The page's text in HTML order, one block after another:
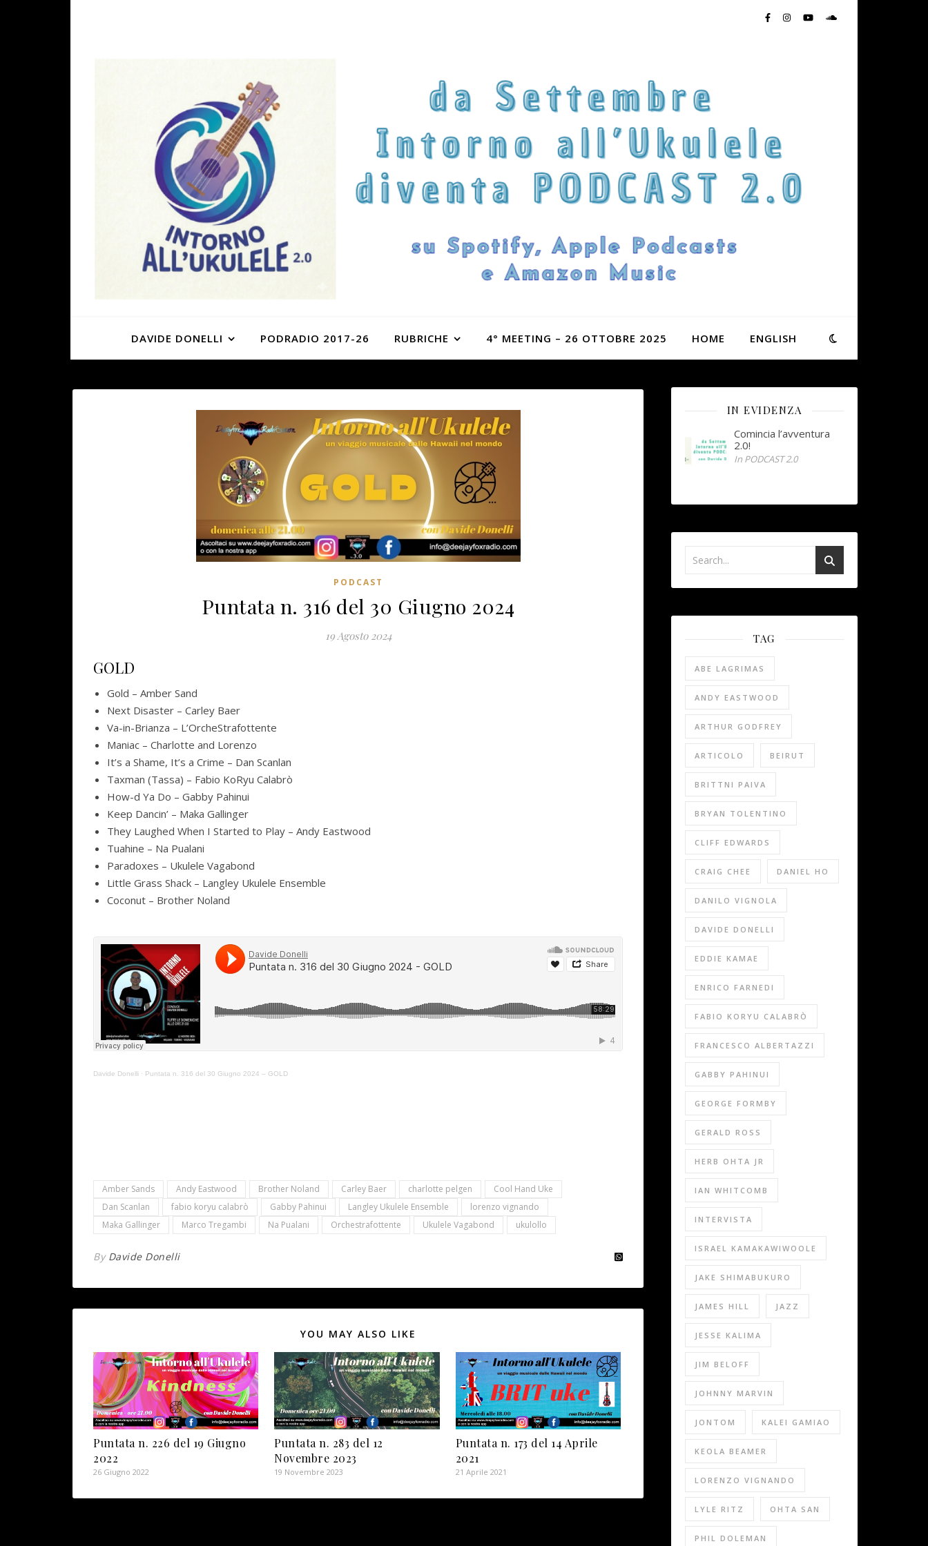
DAVIDE DONELLI PODRADIO 2017-26 RUBRICHE 4° MEETING – 26 OTTOBRE 2025 HOME ENGLISH
PODCAST
Puntata n. 316 del 30 Giugno 2024
19 Agosto 2024
GOLD
Gold – Amber Sand
Next Disaster – Carley Baer
Va-in-Brianza – L’OrcheStrafottente
Maniac – Charlotte and Lorenzo
It’s a Shame, It’s a Crime – Dan Scanlan
Taxman (Tassa) – Fabio KoRyu Calabrò
How-d Ya Do – Gabby Pahinui
Keep Dancin’ – Maka Gallinger
They Laughed When I Started to Play – Andy Eastwood
Tuahine – Na Pualani
Paradoxes – Ukulele Vagabond
Little Grass Shack – Langley Ukulele Ensemble
Coconut – Brother Noland
Davide Donelli · Puntata n. 316 del 30 Giugno 2024 – GOLD
Amber Sands Andy Eastwood Brother Noland Carley Baer charlotte pelgen
Cool Hand Uke
Dan Scanlan
fabio koryu calabrò Gabby Pahinui Langley Ukulele Ensemble
lorenzo vignando
Maka Gallinger
Marco Tregambi Na Pualani Orchestrafottente Ukulele Vagabond ukulollo
By Davide Donelli
YOU MAY ALSO LIKE
Puntata n. 226 del 19 Giugno
2022
26 Giugno 2022
Puntata n. 283 del 12
Novembre 2023
19 Novembre 2023
Puntata n. 173 del 14 Aprile
2021
21 Aprile 2021
IN EVIDENZA
Comincia l’avventura
2.0!
In PODCAST 2.0
TAG
ABE LAGRIMAS
ANDY EASTWOOD
ARTHUR GODFREY
ARTICOLO BEIRUT
BRITTNI PAIVA
BRYAN TOLENTINO
CLIFF EDWARDS
CRAIG CHEE DANIEL HO
DANILO VIGNOLA
DAVIDE DONELLI
EDDIE KAMAE
ENRICO FARNEDI
FABIO KORYU CALABRÒ
FRANCESCO ALBERTAZZI
GABBY PAHINUI
GEORGE FORMBY
GERALD ROSS
HERB OHTA JR
IAN WHITCOMB
INTERVISTA
ISRAEL KAMAKAWIWOOLE
JAKE SHIMABUKURO
JAMES HILL JAZZ
JESSE KALIMA
JIM BELOFF
JOHNNY MARVIN
JONTOM KALEI GAMIAO
KEOLA BEAMER
LORENZO VIGNANDO
LYLE RITZ OHTA SAN
PHIL DOLEMAN